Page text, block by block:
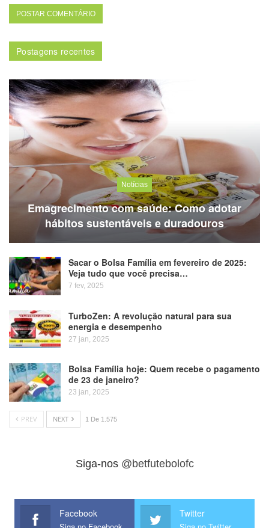
Postagens recentes
Notícias
Emagrecimento com saúde: Como adotar
hábitos sustentáveis e duradouros
Sacar o Bolsa Família em fevereiro de 2025:
Veja tudo que você precisa…
7 fev, 2025
TurboZen: A revolução natural para sua
energia e desempenho
27 jan, 2025
Bolsa Família hoje: Quem recebe o pagamento
de 23 de janeiro?
23 jan, 2025
PREV NEXT 1 De 1.575
Siga-nos @betfutebolofc
Facebook Twitter